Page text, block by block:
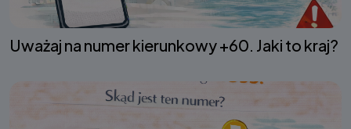
Uważaj na numer kierunkowy +60. Jaki to kraj?